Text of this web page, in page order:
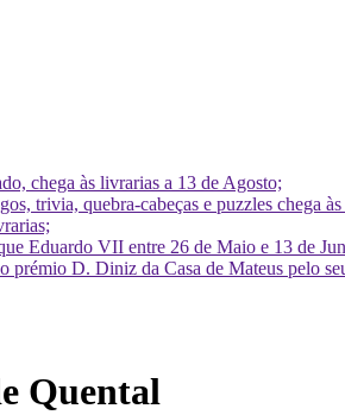
chega às livrarias a 13 de Agosto;
trivia, quebra-cabeças e puzzles chega
Eduardo VII entre 26 de Maio e 13 de
prémio D. Diniz da Casa de Mateus pelo
Quental